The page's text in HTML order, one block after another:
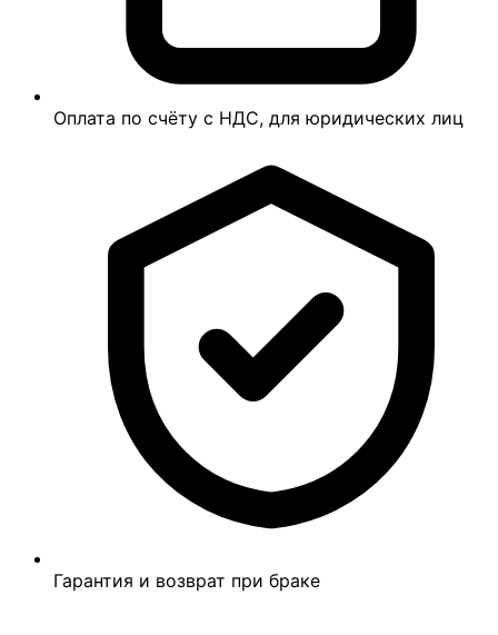
Оплата по счёту с НДС, для юридических лиц
Гарантия и возврат при браке